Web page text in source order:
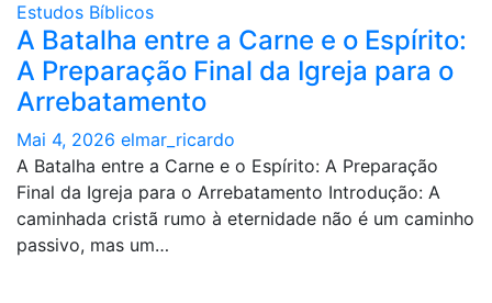
Estudos Bíblicos
A Batalha entre a Carne e o Espírito:
A Preparação Final da Igreja para o
Arrebatamento
Mai 4, 2026 elmar_ricardo
A Batalha entre a Carne e o Espírito: A Preparação
Final da Igreja para o Arrebatamento Introdução: A
caminhada cristã rumo à eternidade não é um caminho
passivo, mas um…